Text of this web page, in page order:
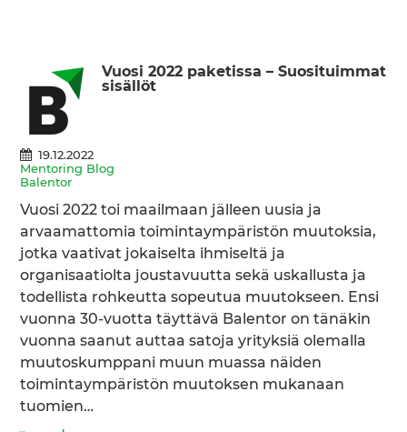
Vuosi 2022 paketissa – Suosituimmat
sisällöt
19.12.2022
Mentoring Blog
Balentor
Vuosi 2022 toi maailmaan jälleen uusia ja
arvaamattomia toimintaympäristön muutoksia,
jotka vaativat jokaiselta ihmiseltä ja
organisaatiolta joustavuutta sekä uskallusta ja
todellista rohkeutta sopeutua muutokseen. Ensi
vuonna 30-vuotta täyttävä Balentor on tänäkin
vuonna saanut auttaa satoja yrityksiä olemalla
muutoskumppani muun muassa näiden
toimintaympäristön muutoksen mukanaan
tuomien…